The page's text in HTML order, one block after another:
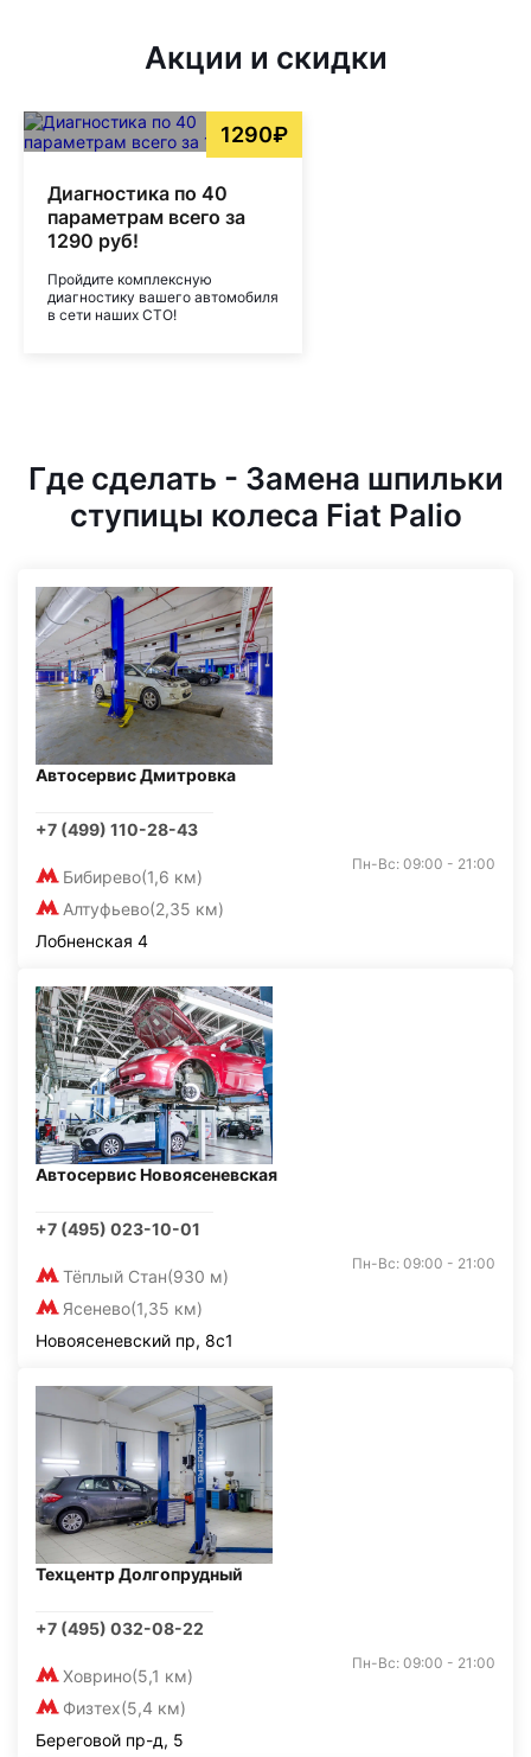
Акции и скидки
1290₽
Диагностика по 40
параметрам всего за
1290 руб!
Пройдите комплексную
диагностику вашего автомобиля
в сети наших СТО!
Где сделать - Замена шпильки
ступицы колеса Fiat Palio
Автосервис Дмитровка
+7 (499) 110-28-43
Бибирево(1,6 км)
Алтуфьево(2,35 км)
Пн-Вс: 09:00 - 21:00
Лобненская 4
Автосервис Новоясеневская
+7 (495) 023-10-01
Тёплый Стан(930 м)
Ясенево(1,35 км)
Пн-Вс: 09:00 - 21:00
Новоясеневский пр, 8с1
Техцентр Долгопрудный
+7 (495) 032-08-22
Ховрино(5,1 км)
Физтех(5,4 км)
Пн-Вс: 09:00 - 21:00
Береговой пр-д, 5